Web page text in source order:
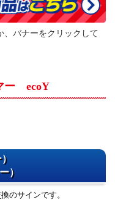
バナーをクリックして
ー ecoY
）
のサインです。